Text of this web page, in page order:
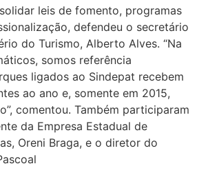
leis de fomento, programas
defendeu o secretário
do Turismo, Alberto Alves. “Na
somos referência
ligados ao Sindepat recebem
ao ano e, somente em 2015,
comentou. Também participaram
da Empresa Estadual de
Oreni Braga, e o diretor do